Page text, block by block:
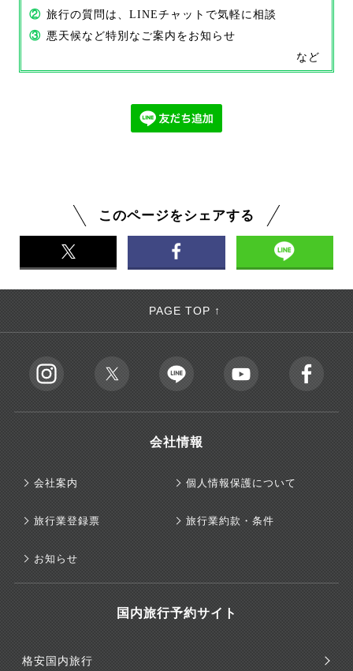
② 旅行の質問は、LINEチャットで気軽に相談
③ 悪天候など特別なご案内をお知らせ
など
このページをシェアする
PAGE TOP ↑
会社情報
会社案内 個人情報保護について
旅行業登録票 旅行業約款・条件
お知らせ
国内旅行予約サイト
格安国内旅行